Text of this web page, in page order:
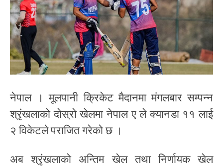
नेपाल । मूलपानी क्रिकेट मैदानमा मंगलबार सम्पन्न
श्रृंखलाको दोस्रो खेलमा नेपाल ए ले क्यानडा ११ लाई
२ विकेटले पराजित गरेको छ ।
अब श्रृंखलाको अन्तिम खेल तथा निर्णायक खेल